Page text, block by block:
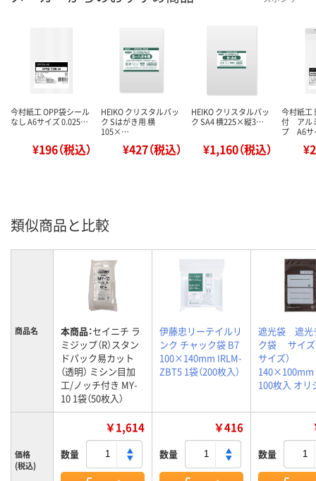
今村紙工 OPP袋シール
なし A6サイズ 0.025…
¥196（税込）
HEIKO クリスタルパッ
ク Sはがき用 横
105×…
¥427（税込）
HEIKO クリスタルパッ
ク SA4 横225×縦3…
¥1,160（税込）
今村紙工
付 アル
プ A6
類似商品と比較
商品名 本商品：セイニチ ラ
ミジップ（R）スタン
ドパック易カット
（透明） ミシン目加
工/ノッチ付き MY-
10 1袋（50枚入）
伊藤忠リーテイルリ
ンク チャック袋 B7
100×140mm IRLM-
ZBT5 1袋（200枚入）
遮光袋 遮光
ク袋 サイズ
サイズ）
100枚入 オリ
価格
(税込)
￥1,614
数量
￥416
数量 数量